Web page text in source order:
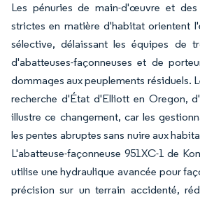
Les pénuries de main-d'œuvre et des
strictes en matière d'habitat orientent
sélective, délaissant les équipes de
d'abatteuses-façonneuses et de
dommages aux peuplements résiduels.
recherche d'État d'Elliott en Oregon,
illustre ce changement, car les
les pentes abruptes sans nuire aux
L'abatteuse-façonneuse 951XC-1 de
utilise une hydraulique avancée pour
précision sur un terrain accidenté,